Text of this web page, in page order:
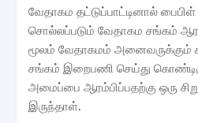
வேதாகம தட்டுப்பாட்டினால்
சொல்லப்படும் வேதாகம சங்கம்
மூலம் வேதாகமம் அனைவருக்கும்
சங்கம் இறைபணி செய்து
அமைப்பை ஆரம்பிப்பதற்கு ஒரு
இருந்தாள்.